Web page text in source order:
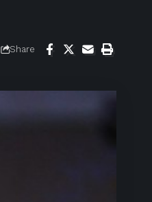
Share